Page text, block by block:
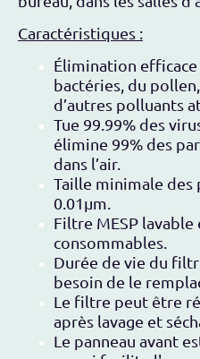
Caractéristiques :
Élimination efficace
bactéries, du
d’autres polluants
Tue 99.99% des
élimine 99% des
dans l’air.
Taille minimale des
0.01µm.
Filtre MESP
consommables.
Durée de vie du
besoin de le
Le filtre peut être
après lavage et
Le panneau avant